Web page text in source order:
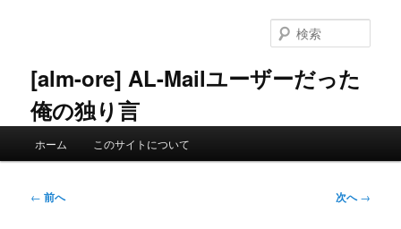
ン
へ
[alm-ore] AL-Mailユーザーだった
俺の独り言
索
ホーム このサイトについて
投
← 前へ 次へ→